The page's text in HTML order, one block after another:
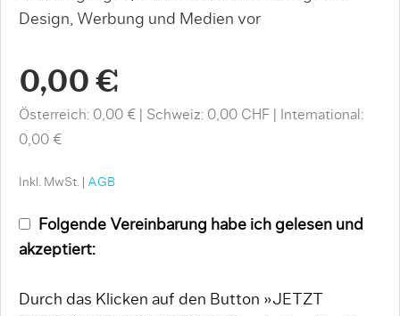
Design, Werbung und Medien vor
0,00 €
Österreich: 0,00 € Schweiz: 0,00 CHF
International:
0,00 €
Inkl. MwSt. | AGB
Folgende Vereinbarung habe ich gelesen und
akzeptiert:
Durch das Klicken auf den Button »JETZT